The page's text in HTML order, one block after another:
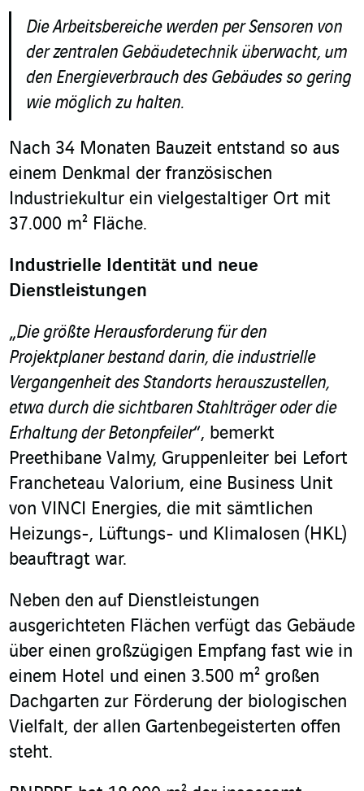
Die Arbeitsbereiche werden per Sensoren von
der zentralen Gebäudetechnik überwacht, um
den Energieverbrauch des Gebäudes so gering
wie möglich zu halten.
Nach 34 Monaten Bauzeit entstand so aus
einem Denkmal der französischen
Industriekultur ein vielgestaltiger Ort mit
37.000 m² Fläche.
Industrielle Identität und neue
Dienstleistungen
„Die größte Herausforderung für den
Projektplaner bestand darin, die industrielle
Vergangenheit des Standorts herauszustellen,
etwa durch die sichtbaren Stahlträger oder die
Erhaltung der Betonpfeiler“, bemerkt
Preethibane Valmy, Gruppenleiter bei Lefort
Francheteau Valorium, eine Business Unit
von VINCI Energies, die mit sämtlichen
Heizungs-, Lüftungs- und Klimalosen (HKL)
beauftragt war.
Neben den auf Dienstleistungen
ausgerichteten Flächen verfügt das Gebäude
über einen großzügigen Empfang fast wie in
einem Hotel und einen 3.500 m² großen
Dachgarten zur Förderung der biologischen
Vielfalt, der allen Gartenbegeisterten offen
steht.